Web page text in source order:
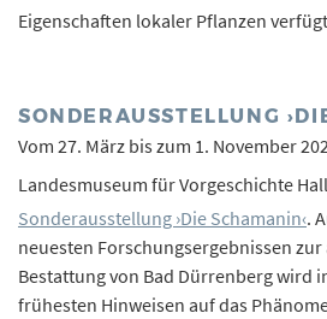
Eigenschaften lokaler Pflanzen
SONDERAUSSTELLUNG
Vom 27. März bis zum 1. November
Landesmuseum für Vorgeschichte
Sonderausstellung ›Die Schamanin‹.
neuesten Forschungsergebnissen
Bestattung von Bad Dürrenberg wird
frühesten Hinweisen auf das